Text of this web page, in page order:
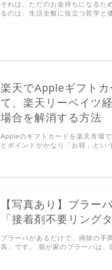
それは、ただのお金持ちになるた
るのは、生活全般に役立つ哲学と
楽天でAppleギフト
て、楽天リーベイツ
場合を解消する方法
Appleのギフトカードを楽天市場
とポイントがかなり「お得」とい
【写真あり】ブラー
「接着剤不要リング
ブラーバがあるだけで、掃除の手
高」です。 我が家のブラーバは